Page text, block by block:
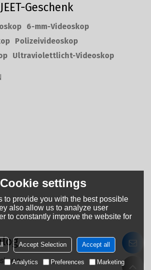
Geschenk
6-mm-Videoskop
Polizeivideoskop
Ultraviolettlicht-Videoskop
Cookie settings
to provide you with the best possible
also allow us to analyze user
to constantly improve the website for
Accept Selection Accept all
Analytics Preferences Marketing